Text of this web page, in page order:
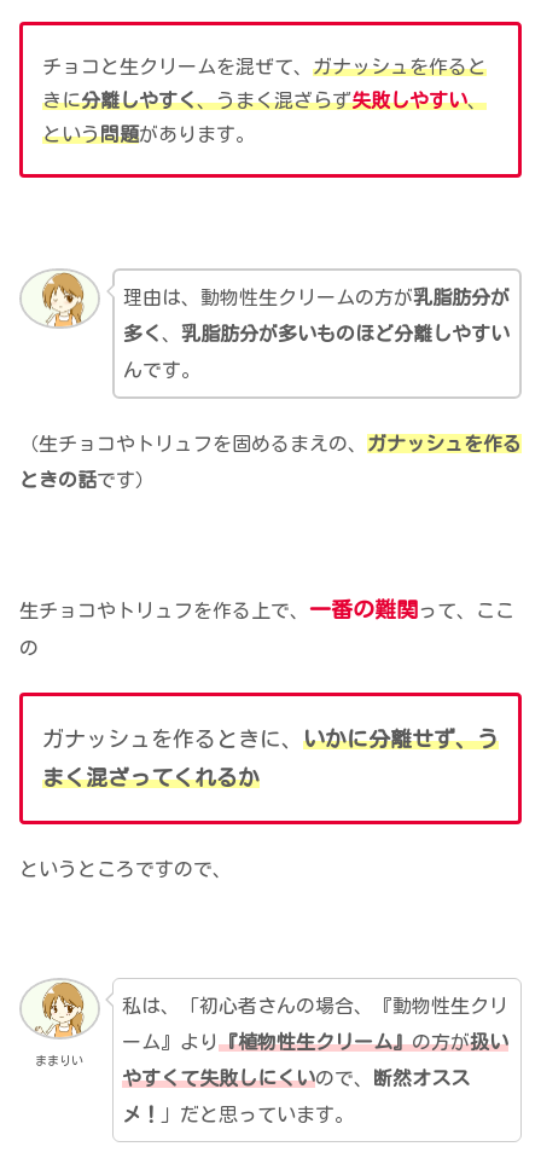
チョコと生クリームを混ぜて、 ガナッシュを作ると
きに分離しやすく、うまく混ざらず失敗しやすい、
という問題があります。
理由は、動物性生クリームの方が乳脂肪分が
多く、 乳脂肪分が多いものほど分離しやすい
んです。
（生チョコやトリュフを固めるまえの、 ガナッシュを作る
ときの話です）
生チョコやトリュフを作る上で、 一番の難関 って、ここ
の
ガナッシュを作るときに、 いかに分離せず、う
まく混ざってくれるか
というところですので、
ままりい
私は、「初心者さんの場合、『動物性生クリ
ーム』より『植物性生クリーム』の方が扱い
やすくて失敗しにくいので、
断然オスス
メ！
」だと思っています。